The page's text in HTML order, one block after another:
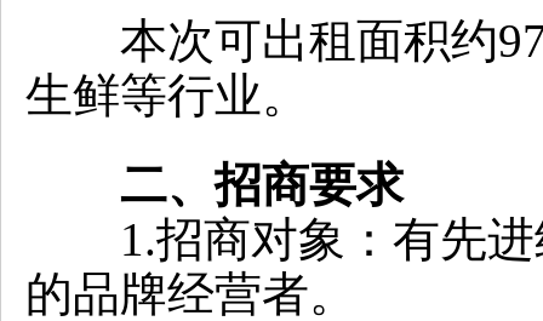
本次可出租面积约97
生鲜等行业。
二、招商要求
1.招商对象：有先进
的品牌经营者。